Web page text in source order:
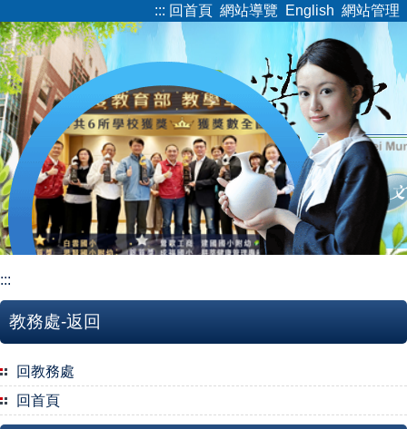
到
主
要
內
容
區
::: 回首頁 網站導覽 English 網站管理
:::
教務處-返回
回教務處
回首頁